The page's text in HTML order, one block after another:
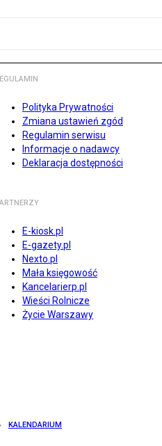
Polityka Prywatności
Zmiana ustawień zgód
Regulamin serwisu
Informacje o nadawcy
Deklaracja dostępności
E-kiosk.pl
E-gazety.pl
Nexto.pl
Mała księgowość
Kancelarierp.pl
Wieści Rolnicze
Życie Warszawy
KALENDARIUM